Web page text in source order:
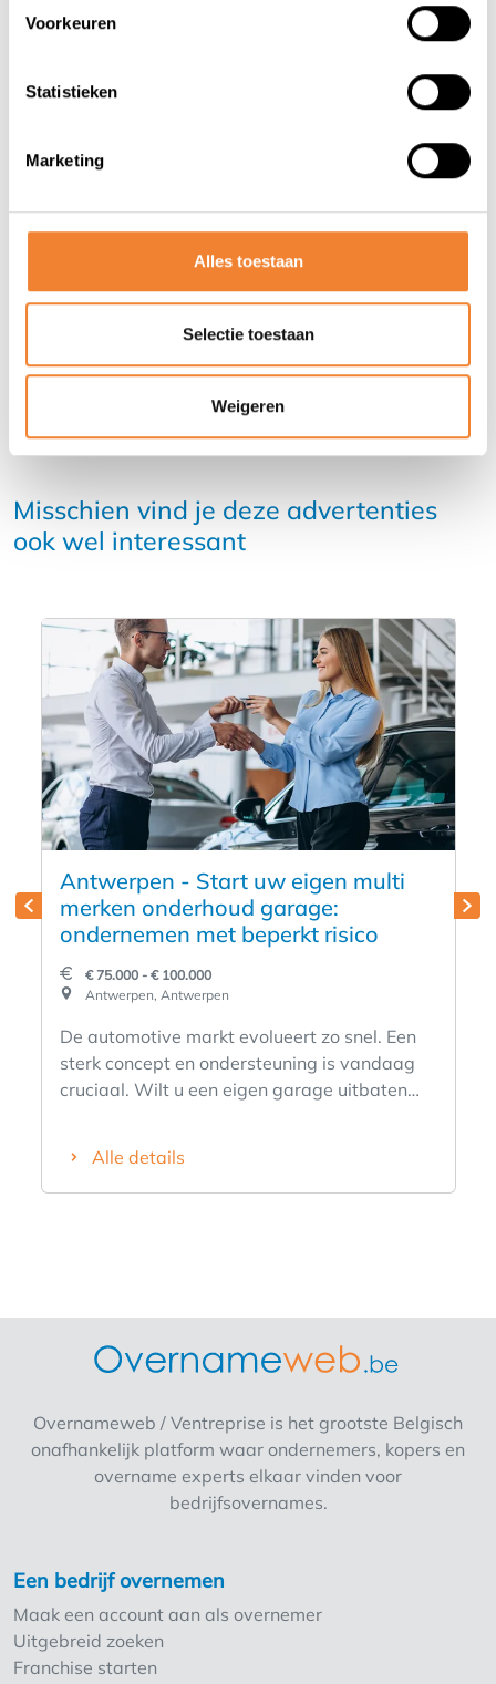
Voorkeuren
Statistieken
Marketing
Alles toestaan
Selectie toestaan
Weigeren
en bouwen aan je toekomst als zelfstandig ondernemer?
Laat je gegevens achter en ontvang snel meer info over
DEEL DEZE ADVERTENTIE
Misschien vind je deze advertenties
ook wel interessant
Antwerpen - Start uw eigen multi
merken onderhoud garage:
ondernemen met beperkt risico
€ 75.000 - € 100.000
Antwerpen, Antwerpen
De automotive markt evolueert zo snel. Een
sterk concept en ondersteuning is vandaag
cruciaal. Wilt u een eigen garage uitbaten
ondernemers voor een sterk en bewezen
serviceconcept binnen onderhoud en
Waarom deze kans grijpen? ✅ Werken onder
Toegang tot aankoopvoordelen en marketing
✅ Activiteit met stabiele en terugkerende
inkomsten ???? Interesse? Laat uw gegevens
na en wij contacteren u binnen de 48 uur.
Alle details
Overnameweb / Ventreprise is het grootste Belgisch
onafhankelijk platform waar ondernemers, kopers en
overname experts elkaar vinden voor
bedrijfsovernames.
Een bedrijf overnemen
Maak een account aan als overnemer
Uitgebreid zoeken
Franchise starten